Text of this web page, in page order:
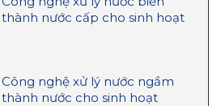
thành nước cấp cho sinh hoạt
Công nghệ xử lý nước ngầm
thành nước cho sinh hoạt